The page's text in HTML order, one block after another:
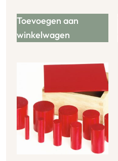
Toevoegen aan
winkelwagen